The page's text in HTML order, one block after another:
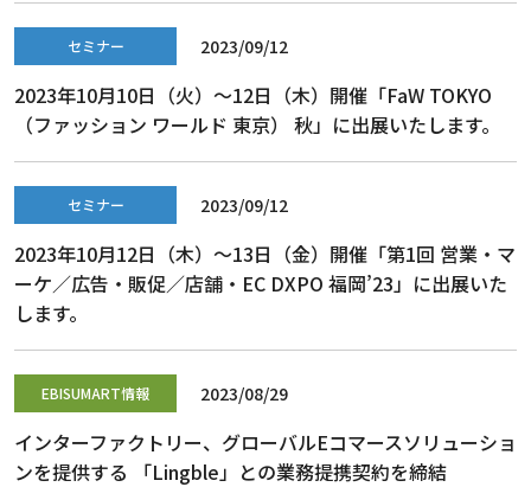
セミナー 2023/09/12
2023年10月10日（火）～12日（木）開催「FaW TOKYO
（ファッション ワールド 東京） 秋」に出展いたします。
セミナー 2023/09/12
2023年10月12日（木）～13日（金）開催「第1回 営業・マ
ーケ／広告・販促／店舗・EC DXPO 福岡’23」に出展いた
します。
EBISUMART情報 2023/08/29
インターファクトリー、グローバルEコマースソリューショ
ンを提供する 「Lingble」との業務提携契約を締結